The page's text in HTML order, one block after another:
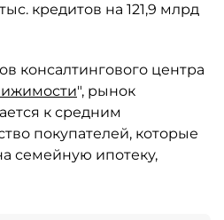
кредитов на 121,9 млрд
консалтингового центра
", рынок
к средним
покупателей, которые
семейную ипотеку,